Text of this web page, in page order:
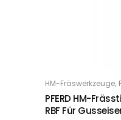
OPTIONS
HM-Fräswerkzeuge,
PFERD HM-
RBF Für